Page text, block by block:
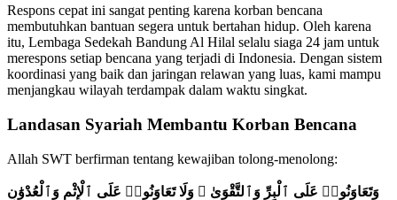
Respons cepat ini sangat penting karena korban bencana
membutuhkan bantuan segera untuk bertahan hidup. Oleh karena
itu, Lembaga Sedekah Bandung Al Hilal selalu siaga 24 jam untuk
merespons setiap bencana yang terjadi di Indonesia. Dengan sistem
koordinasi yang baik dan jaringan relawan yang luas, kami mampu
menjangkau wilayah terdampak dalam waktu singkat.
Landasan Syariah Membantu Korban Bencana
Allah SWT berfirman tentang kewajiban tolong-menolong:
وَتَعَاوَنُوا۟ عَلَى ٱلْبِرِّ وَٱلتَّقْوَىٰ ۖ وَلَا تَعَاوَنُوا۟ عَلَى ٱلْإِثْمِ وَٱلْعُدْوَٰنِ